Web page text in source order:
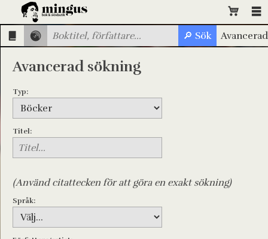
Avancerad sökning
Typ:
Titel:
(Använd citattecken för att göra en exakt sökning)
Språk: